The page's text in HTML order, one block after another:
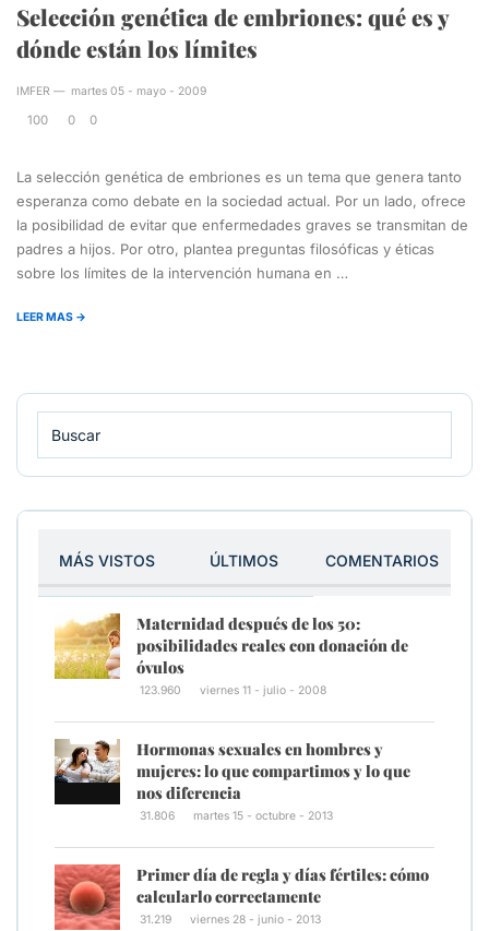
Selección genética de embriones: qué es y
dónde están los límites
IMFER — martes 05 - mayo - 2009
100 0 0
La selección genética de embriones es un tema que genera tanto
esperanza como debate en la sociedad actual. Por un lado, ofrece
la posibilidad de evitar que enfermedades graves se transmitan de
padres a hijos. Por otro, plantea preguntas filosóficas y éticas
sobre los límites de la intervención humana en …
LEER MAS →
MÁS VISTOS ÚLTIMOS COMENTARIOS
Maternidad después de los 50:
posibilidades reales con donación de
óvulos
123.960 viernes 11 - julio - 2008
Hormonas sexuales en hombres y
mujeres: lo que compartimos y lo que
nos diferencia
31.806 martes 15 - octubre - 2013
Primer día de regla y días fértiles: cómo
calcularlo correctamente
31.219 viernes 28 - junio - 2013